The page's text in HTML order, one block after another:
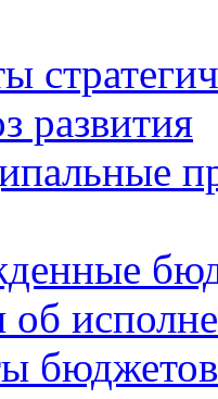
развития
об
бюджетов